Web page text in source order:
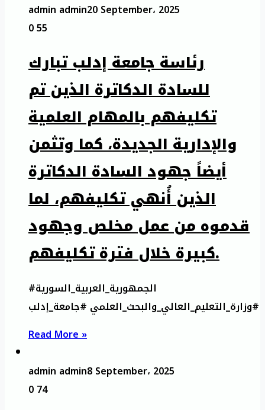
admin admin20 September، 2025
055
رئاسة جامعة إدلب تبارك
للسادة الدكاترة الذين تم
تكليفهم بالمهام العلمية
والإدارية الجديدة، كما وتثمن
أيضاً جهود السادة الدكاترة
الذين أُنهي تكليفهم، لما
قدموه من عمل مخلص وجهود
كبيرة خلال فترة تكليفهم.
#الجمهورية_العربية_السورية
#وزارة_التعليم_العالي_والبحث_العلمي #جامعة_إدلب
Read More »
admin admin8 September، 2025
074